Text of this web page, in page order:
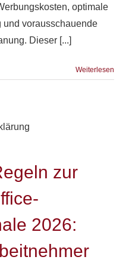
optimale
und vorausschauende
Dieser [...]
Weiterlesen
zur
2026: